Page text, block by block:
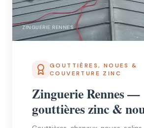
ZINGUERIE RENNES
GOUTTIÈRES, NOUES &
COUVERTURE ZINC
Zinguerie Rennes —
gouttières zinc &